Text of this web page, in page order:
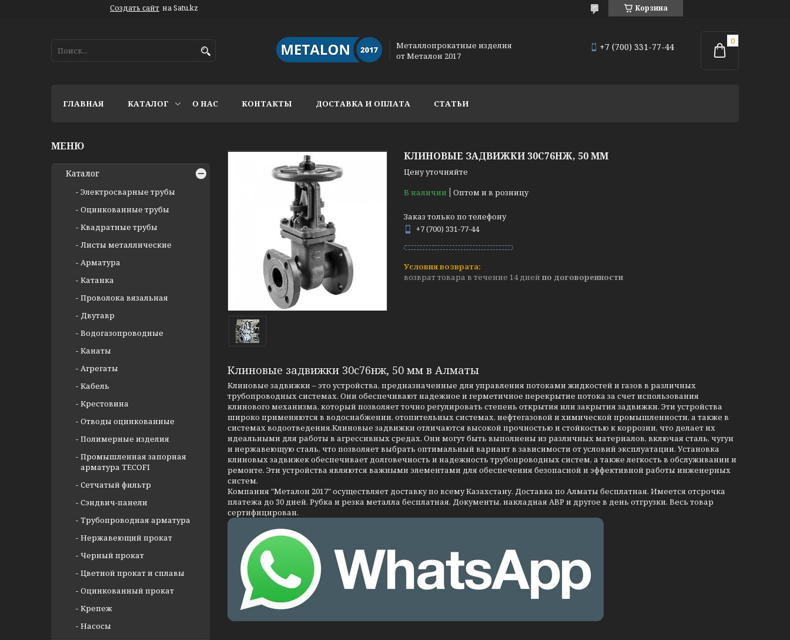
Создать сайт на Satu.kz Корзина
Металлопрокатные изделия
от Металон 2017
+7 (700) 331-77-44
ГЛАВНАЯ КАТАЛОГ О НАС КОНТАКТЫ ДОСТАВКА И ОПЛАТА СТАТЬИ
КЛИНОВЫЕ ЗАДВИЖКИ 30С76НЖ, 50 ММ
Цену уточняйте
В наличии
Оптом и в розницу
Заказ только по телефону
+7 (700) 331-77-44
возврат товара в течение 14 дней по договоренности
Клиновые задвижки 30с76нж, 50 мм в Алматы
Клиновые задвижки – это устройства, предназначенные для управления потоками жидкостей и газов в различных
трубопроводных системах. Они обеспечивают надежное и герметичное перекрытие потока за счет использования
клинового механизма, который позволяет точно регулировать степень открытия или закрытия задвижки. Эти устройства
широко применяются в водоснабжении, отопительных системах, нефтегазовой и химической промышленности, а также в
системах водоотведения.Клиновые задвижки отличаются высокой прочностью и стойкостью к коррозии, что делает их
идеальными для работы в агрессивных средах. Они могут быть выполнены из различных материалов, включая сталь, чугун
и нержавеющую сталь, что позволяет выбрать оптимальный вариант в зависимости от условий эксплуатации. Установка
клиновых задвижек обеспечивает долговечность и надежность трубопроводных систем, а также легкость в обслуживании и
ремонте. Эти устройства являются важными элементами для обеспечения безопасной и эффективной работы инженерных
систем.
Компания "Металон 2017" осуществляет доставку по всему Казахстану. Доставка по Алматы бесплатная. Имеется отсрочка
платежа до 30 дней. Рубка и резка металла бесплатная. Документы, накладная АВР и другое в день отгрузки. Весь товар
сертифицирован.
Каталог
Электросварные трубы
Оцинкованные трубы
Квадратные трубы
Листы металлические
Арматура
Катанка
Проволока вязальная
Двутавр
Водогазопроводные
Канаты
Агрегаты
Кабель
Крестовина
Отводы оцинкованные
Полимерные изделия
Промышленная запорная
арматура TECOFI
Сетчатый фильтр
Сэндвич-панели
Трубопроводная арматура
Нержавеющий прокат
Черный прокат
Цветной прокат и сплавы
Оцинкованный прокат
Крепеж
Насосы